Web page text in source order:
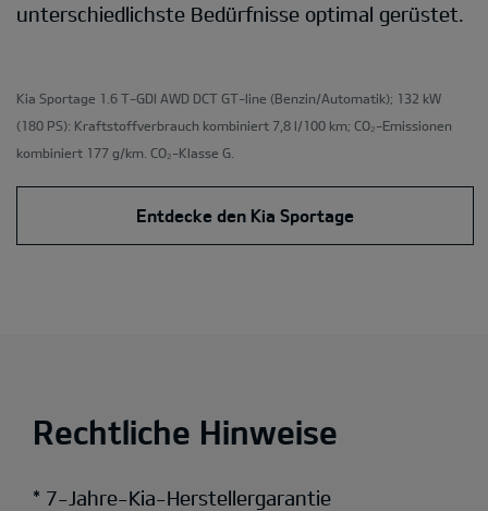
unterschiedlichste Bedürfnisse optimal gerüstet.
Kia Sportage 1.6 T-GDI AWD DCT GT-line (Benzin/Automatik); 132 kW
(180 PS): Kraftstoffverbrauch kombiniert 7,8 l/100 km; CO₂-Emissionen
kombiniert 177 g/km. CO₂-Klasse G.
Entdecke den Kia Sportage
Rechtliche Hinweise
* 7-Jahre-Kia-Herstellergarantie